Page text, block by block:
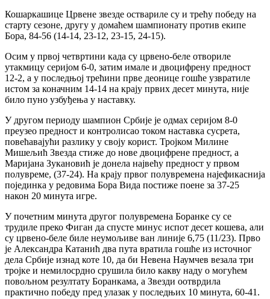
Кошаркашице Црвене звезде оствариле су и трећу победу на
старту сезоне, другу у домаћем шампионату против екипе
Бора, 84-56 (14-14, 23-12, 23-15, 24-15).
Осим у првој четвртини када су црвено-беле отвориле
утакмицу серијом 6-0, затим имале и двоцифрену предност
12-2, а у последњој трећини прве деонице гошће узвратиле
истом за коначним 14-14 на крају првих десет минута, није
било пуно узбуђења у наставку.
У другом периоду шампион Србије је одмах серијом 8-0
преузео предност и контролисао током наставка сусрета,
повећавајући разлику у своју корист. Тројком Милине
Мишељић Звезда стиже до нове двоцифрене предност, а
Маријана Зукановић је донела највећу предност у првом
полувреме, (37-24). На крају првог полувремена најефикаснија
појединка у редовима Бора Вида постиже поене за 37-25
након 20 минута игре.
У почетним минута другог полувремена Боранке су се
трудиле преко Фиган да спусте минус испот десет кошева, али
су црвено-беле биле неумољиве ван линије 6,75 (11/23). Прво
је Александра Катанић два пута вратила гошће из источног
дела Србије изнад коте 10, да би Невена Наумчев везала три
тројке и немилосрдно срушила било какву наду о могућем
повољном резултату Боранкама, а Звезди оотврдила
практично победу пред улазак у последњих 10 минута, 60-41.